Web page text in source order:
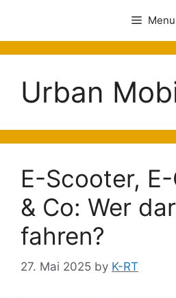
Menu
Urban
E-Scooter,
& Co: Wer
fahren?
27. Mai 2025 by K-RT